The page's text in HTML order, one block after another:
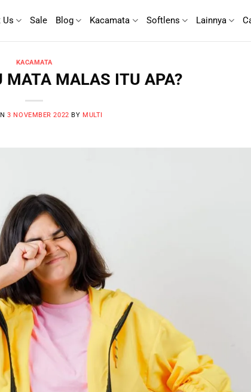
Us Sale Blog Kacamata Softlens Lainnya
KACAMATA
MATA MALAS ITU APA?
3 NOVEMBER 2022 BY MULTI